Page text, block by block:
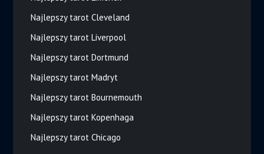
Najlepszy tarot Cleveland
Najlepszy tarot Liverpool
Najlepszy tarot Dortmund
Najlepszy tarot Madryt
Najlepszy tarot Bournemouth
Najlepszy tarot Kopenhaga
Najlepszy tarot Chicago